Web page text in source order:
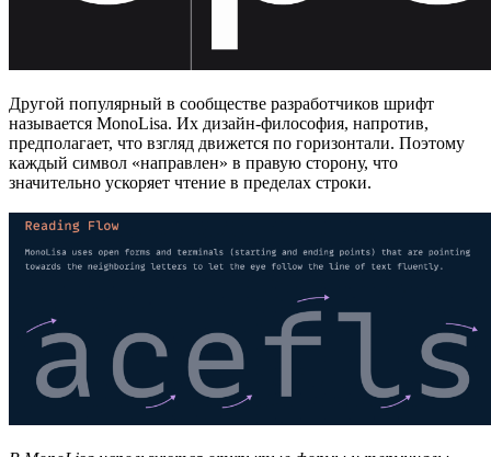
Другой популярный в сообществе разработчиков шрифт
называется MonoLisa. Их дизайн-философия, напротив,
предполагает, что взгляд движется по горизонтали. Поэтому
каждый символ «направлен» в правую сторону, что
значительно ускоряет чтение в пределах строки.